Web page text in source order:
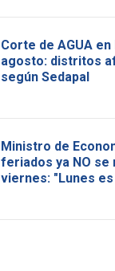
Corte de AGUA en
agosto: distritos
según Sedapal
Ministro de
feriados ya NO se
viernes: "Lunes